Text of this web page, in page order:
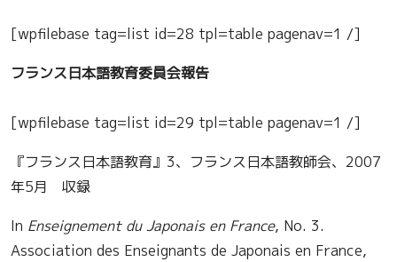
[wpfilebase tag=list id=28 tpl=table pagenav=1 /]
フランス日本語教育委員会報告
[wpfilebase tag=list id=29 tpl=table pagenav=1 /]
『フランス日本語教育』3、フランス日本語教師会、2007
年5月 収録
In Enseignement du Japonais en France, No. 3.
Association des Enseignants de Japonais en France,